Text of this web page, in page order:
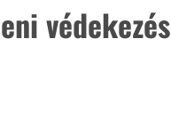
védekezés